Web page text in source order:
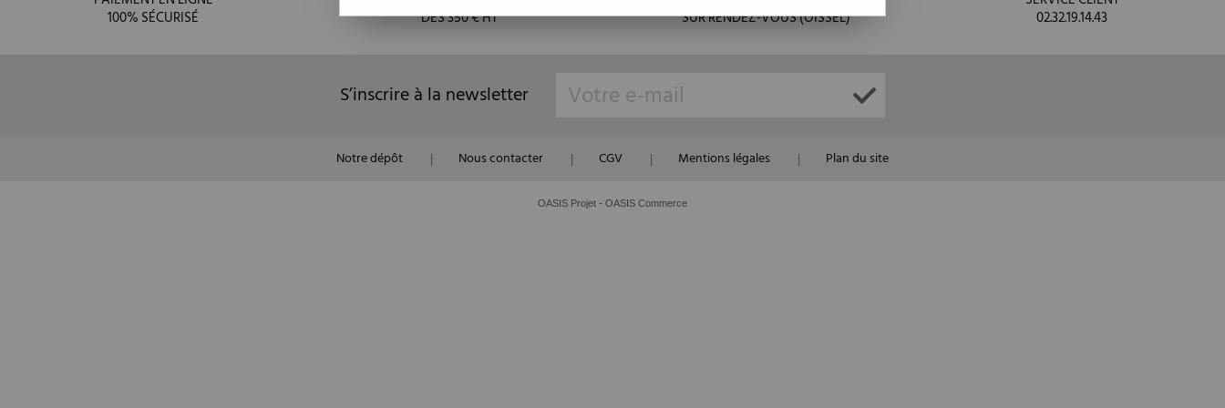
100% SÉCURISÉ
DÈS 350 € HT
SUR RENDEZ-VOUS (OISSEL)
02.32.19.14.43
S’inscrire à la newsletter
Notre dépôt | Nous contacter | CGV | Mentions légales | Plan du site
OASIS Projet - OASIS Commerce